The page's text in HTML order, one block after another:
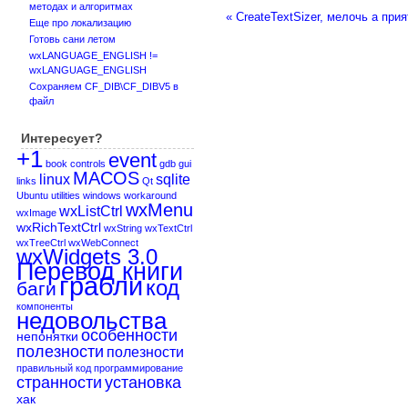
методах и алгоритмах
Еще про локализацию
Готовь сани летом
wxLANGUAGE_ENGLISH !=
wxLANGUAGE_ENGLISH
Сохраняем CF_DIB\CF_DIBV5 в
файл
Интересует?
+1 book controls event gdb gui
links linux MACOS Qt sqlite
Ubuntu utilities windows workaround
wxImage wxListCtrl wxMenu
wxRichTextCtrl wxString wxTextCtrl
wxTreeCtrl wxWebConnect
wxWidgets 3.0
Перевод книги
багиграбликод
компоненты
недовольства
непонятки особенности
полезности полезности
правильный код программирование
странностиустановка
хак
« CreateTextSizer, мелочь а